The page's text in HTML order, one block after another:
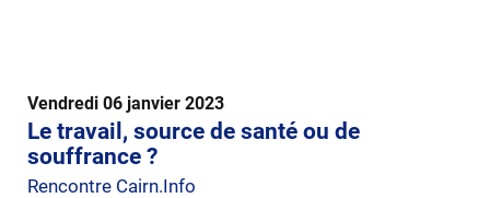
Vendredi 06 janvier 2023
Le travail, source de santé ou de
souffrance ?
Rencontre Cairn.Info